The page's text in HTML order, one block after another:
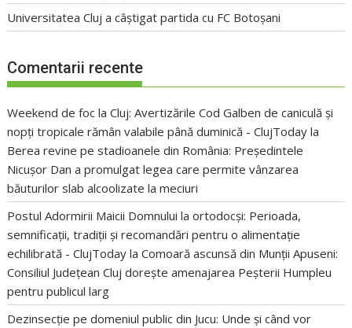
Universitatea Cluj a câștigat partida cu FC Botoșani
Comentarii recente
Weekend de foc la Cluj: Avertizările Cod Galben de caniculă și
nopți tropicale rămân valabile până duminică - ClujToday la
Berea revine pe stadioanele din România: Președintele
Nicușor Dan a promulgat legea care permite vânzarea
băuturilor slab alcoolizate la meciuri
Postul Adormirii Maicii Domnului la ortodocși: Perioada,
semnificații, tradiții și recomandări pentru o alimentație
echilibrată - ClujToday laComoară ascunsă din Munții Apuseni:
Consiliul Județean Cluj dorește amenajarea Peșterii Humpleu
pentru publicul larg
Dezinsecție pe domeniul public din Jucu: Unde și când vor